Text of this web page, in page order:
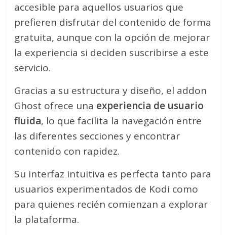
accesible para aquellos usuarios que
prefieren disfrutar del contenido de forma
gratuita, aunque con la opción de mejorar
la experiencia si deciden suscribirse a este
servicio.
Gracias a su estructura y diseño, el addon
Ghost ofrece una experiencia de usuario
fluida, lo que facilita la navegación entre
las diferentes secciones y encontrar
contenido con rapidez.
Su interfaz intuitiva es perfecta tanto para
usuarios experimentados de Kodi como
para quienes recién comienzan a explorar
la plataforma.